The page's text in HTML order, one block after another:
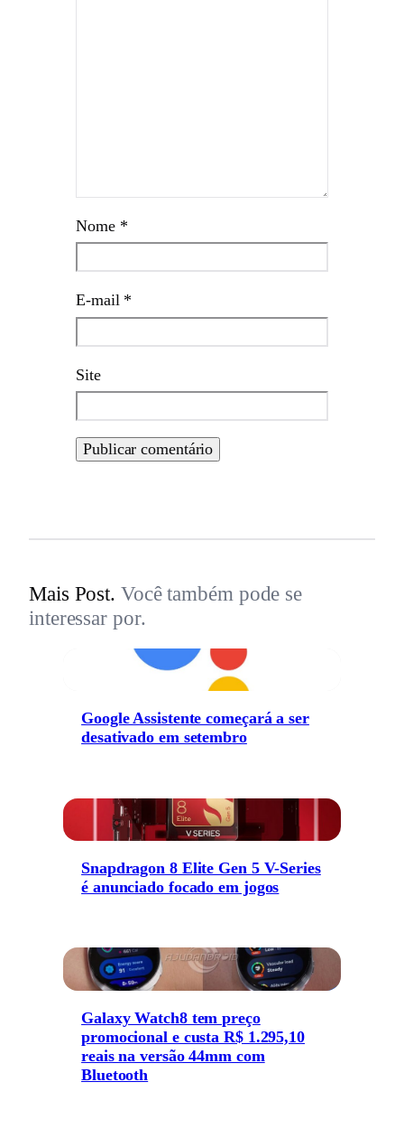
Nome *
E-mail *
Site
Mais Post. Você também pode se
interessar por.
Google Assistente começará a ser
desativado em setembro
Snapdragon 8 Elite Gen 5 V-Series
é anunciado focado em jogos
Galaxy Watch8 tem preço
promocional e custa R$ 1.295,10
reais na versão 44mm com
Bluetooth